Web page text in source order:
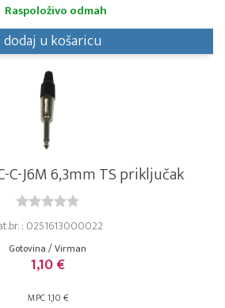
Raspoloživo odmah
dodaj u košaricu
C-J6M 6,3mm TS priključak
: 0251613000022
Gotovina / Virman
1,10 €
MPC 1,10 €